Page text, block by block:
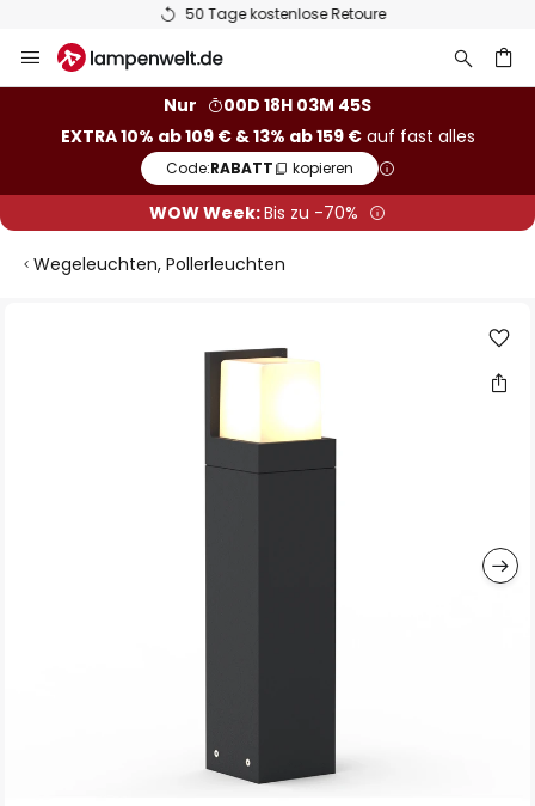
50 Tage kostenlose Retoure
Inhalt
Nur
00D 18H 03M 45S
EXTRA 10% ab 109 € & 13% ab 159 €auf fast alles
Code:RABATT kopieren
WOW Week:Bis zu -70%
Wegeleuchten, Pollerleuchten